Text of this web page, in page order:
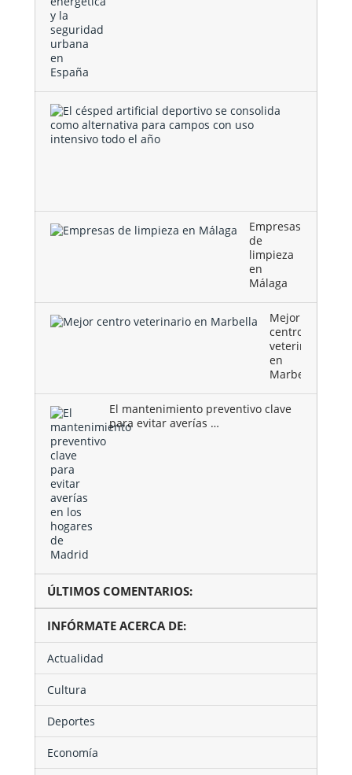
Empresas
de
limpieza
en
Málaga
Mejor
centro
veterinario
en
Marbella
El mantenimiento preventivo clave
para evitar averías …
ÚLTIMOS COMENTARIOS:
INFÓRMATE ACERCA DE:
Actualidad
Cultura
Deportes
Economía